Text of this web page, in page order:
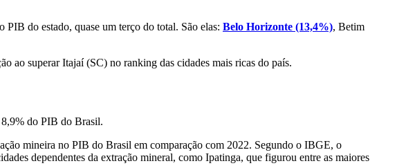
do estado, quase um terço do total. São elas: Belo Horizonte (13,4%), Betim
ao superar Itajaí (SC) no ranking das cidades mais ricas do país.
8,9% do PIB do Brasil.
mineira no PIB do Brasil em comparação com 2022. Segundo o IBGE, o
dependentes da extração mineral, como Ipatinga, que figurou entre as maiores